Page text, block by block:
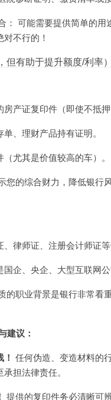
： 可能需要提供简单的
对不行的！
但有助于提升额度/利率）
产证复印件（即使不抵押
、理财产品持有证明。
尤其是价值较高的车）。
您的综合财力，降低银行
律师证、注册会计师证等
企、央企、大型互联网
的职业背景是银行非常看
建议：
！ 任何伪造、变造材料的
担法律责任。
提供的复印件务必清晰可